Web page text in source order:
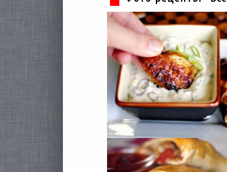
горные дороги ведут к местам, о
не расскажет ни один автобусный